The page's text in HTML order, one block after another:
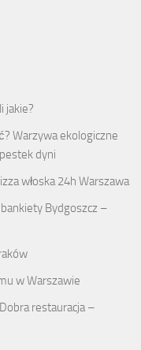
jakie?
Warzywa ekologiczne
dyni
włoska 24h Warszawa
Bydgoszcz –
w Warszawie
restauracja –